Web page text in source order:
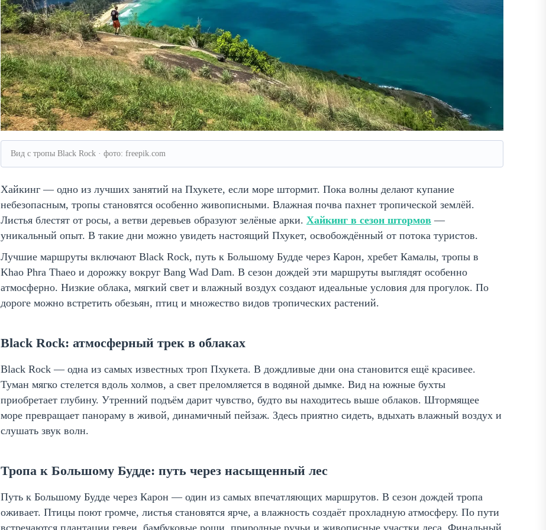
Вид с тропы Black Rock · фото: freepik.com
Хайкинг — одно из лучших занятий на Пхукете, если море штормит. Пока волны делают купание
небезопасным, тропы становятся особенно живописными. Влажная почва пахнет тропической землёй.
Листья блестят от росы, а ветви деревьев образуют зелёные арки. Хайкинг в сезон штормов —
уникальный опыт. В такие дни можно увидеть настоящий Пхукет, освобождённый от потока туристов.
Лучшие маршруты включают Black Rock, путь к Большому Будде через Карон, хребет Камалы, тропы в
Khao Phra Thaeo и дорожку вокруг Bang Wad Dam. В сезон дождей эти маршруты выглядят особенно
атмосферно. Низкие облака, мягкий свет и влажный воздух создают идеальные условия для прогулок. По
дороге можно встретить обезьян, птиц и множество видов тропических растений.
Black Rock: атмосферный трек в облаках
Black Rock — одна из самых известных троп Пхукета. В дождливые дни она становится ещё красивее.
Туман мягко стелется вдоль холмов, а свет преломляется в водяной дымке. Вид на южные бухты
приобретает глубину. Утренний подъём дарит чувство, будто вы находитесь выше облаков. Штормящее
море превращает панораму в живой, динамичный пейзаж. Здесь приятно сидеть, вдыхать влажный воздух и
слушать звук волн.
Тропа к Большому Будде: путь через насыщенный лес
Путь к Большому Будде через Карон — один из самых впечатляющих маршрутов. В сезон дождей тропа
оживает. Птицы поют громче, листья становятся ярче, а влажность создаёт прохладную атмосферу. По пути